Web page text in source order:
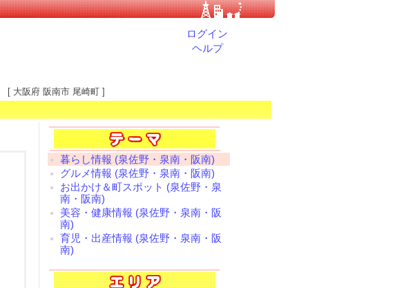
ログイン
ヘルプ
[ 大阪府 阪南市 尾崎町 ]
暮らし情報 (泉佐野・泉南・阪南)
グルメ情報 (泉佐野・泉南・阪南)
お出かけ＆町スポット (泉佐野・泉
南・阪南)
美容・健康情報 (泉佐野・泉南・阪
南)
育児・出産情報 (泉佐野・泉南・阪
南)